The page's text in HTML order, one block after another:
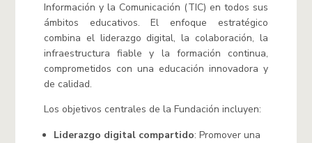
Información y la Comunicación (TIC) en todos sus
ámbitos educativos. El enfoque estratégico
combina el liderazgo digital, la colaboración, la
infraestructura fiable y la formación continua,
comprometidos con una educación innovadora y
de calidad.
Los objetivos centrales de la Fundación incluyen:
Liderazgo digital compartido: Promover una